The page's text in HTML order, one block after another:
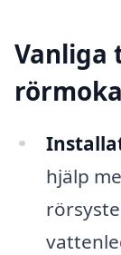
Vanliga
hjälp